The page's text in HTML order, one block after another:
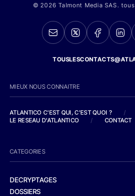
© 2026 Talmont Media SAS.
MIEUX NOUS CONNAITRE
ATLANTICO C'EST QUI, C'EST QUOI ?
/
LE RESEAU D'ATLANTICO
/ CONTACT
CATEGORIES
DECRYPTAGES
DOSSIERS